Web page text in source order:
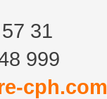
31
999
cph.com